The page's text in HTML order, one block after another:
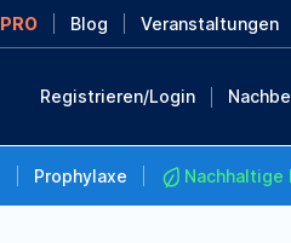
Blog Veranstaltungen
Registrieren/Login
Prophylaxe Nachhaltige